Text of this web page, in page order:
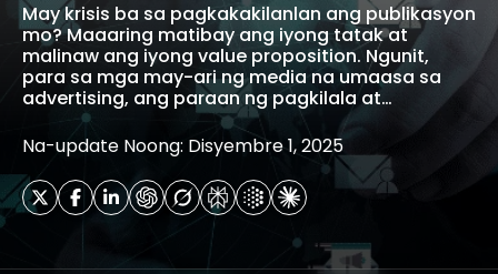
May krisis ba sa pagkakakilanlan ang publikasyon
mo? Maaaring matibay ang iyong tatak at
malinaw ang iyong value proposition. Ngunit,
para sa mga may-ari ng media na umaasa sa
advertising, ang paraan ng pagkilala at…
Na-update Noong: Disyembre 1, 2025